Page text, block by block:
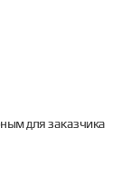
для заказчика